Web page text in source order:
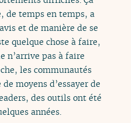
de temps en temps, a
et de manière de se
quelque chose à faire,
n’arrive pas à faire
les communautés
moyens d’essayer de
des outils ont été
années.